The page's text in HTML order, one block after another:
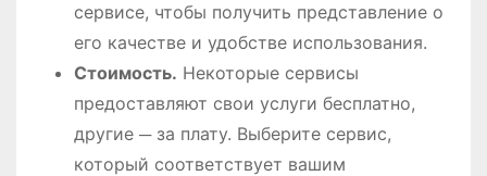
сервисе, чтобы получить представление о
его качестве и удобстве использования.
Стоимость. Некоторые сервисы
предоставляют свои услуги бесплатно,
другие ─ за плату. Выберите сервис,
который соответствует вашим